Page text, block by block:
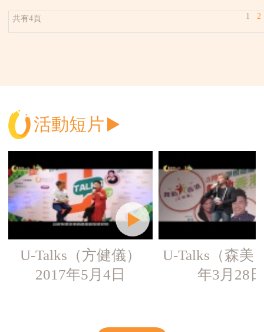
共有4頁 1 2
活動短片
U-Talks（方健儀）
2017年5月4日
U-Talks（森美
年3月28日